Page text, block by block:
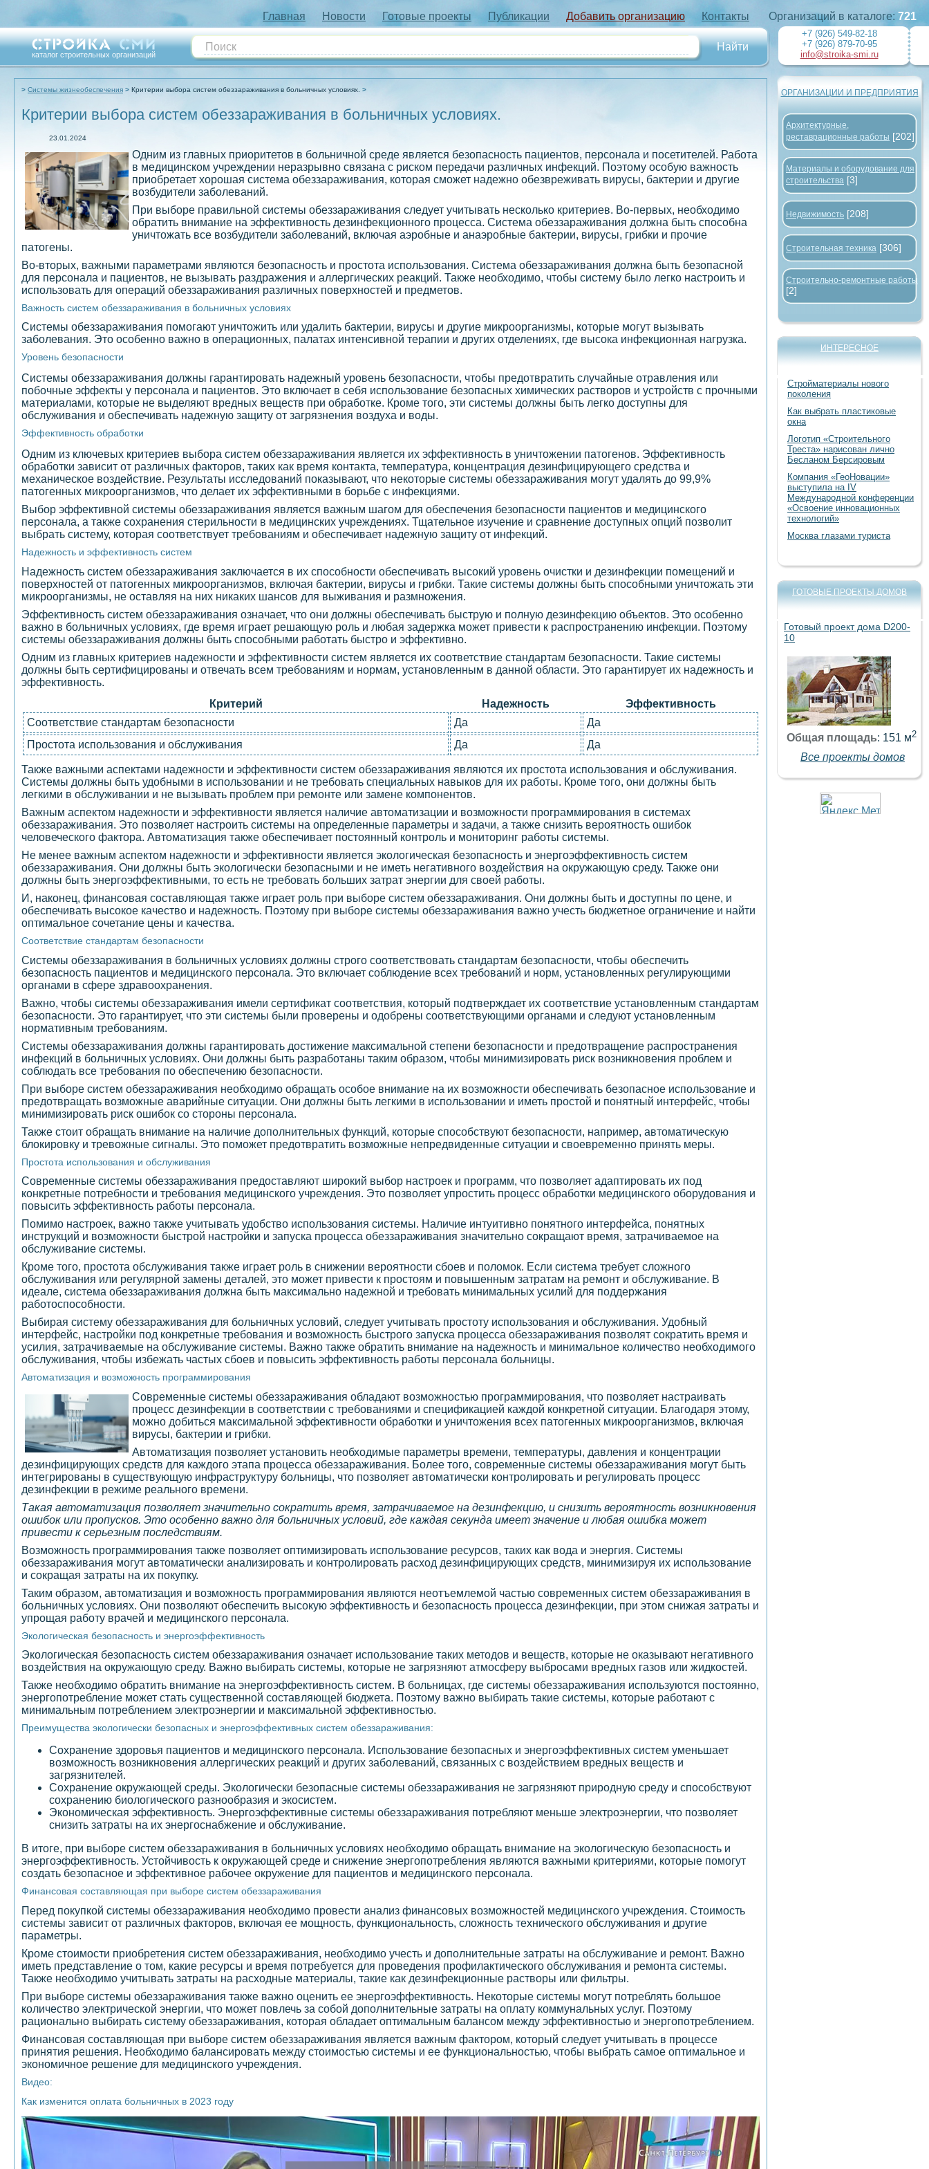
Главная Новости Готовые проекты Публикации Добавить организацию Контакты
каталог строительных организаций
Системы жизнеобеспечения Критерии выбора систем обеззараживания в больничных условиях.
Критерии выбора систем обеззараживания в больничных условиях.
23.01.2024
Одним из главных приоритетов в больничной среде является безопасность пациентов, персонала и посетителей. Работа
в медицинском учреждении неразрывно связана с риском передачи различных инфекций. Поэтому особую важность
приобретает хорошая система обеззараживания, которая сможет надежно обезвреживать вирусы, бактерии и другие
возбудители заболеваний.
При выборе правильной системы обеззараживания следует учитывать несколько критериев. Во-первых, необходимо
обратить внимание на эффективность дезинфекционного процесса. Система обеззараживания должна быть способна
уничтожать все возбудители заболеваний, включая аэробные и анаэробные бактерии, вирусы, грибки и прочие
патогены.
Во-вторых, важными параметрами являются безопасность и простота использования. Система обеззараживания должна быть безопасной
для персонала и пациентов, не вызывать раздражения и аллергических реакций. Также необходимо, чтобы систему было легко настроить и
использовать для операций обеззараживания различных поверхностей и предметов.
Важность систем обеззараживания в больничных условиях
Системы обеззараживания помогают уничтожить или удалить бактерии, вирусы и другие микроорганизмы, которые могут вызывать
заболевания. Это особенно важно в операционных, палатах интенсивной терапии и других отделениях, где высока инфекционная нагрузка.
Уровень безопасности
Системы обеззараживания должны гарантировать надежный уровень безопасности, чтобы предотвратить случайные отравления или
побочные эффекты у персонала и пациентов. Это включает в себя использование безопасных химических растворов и устройств с прочными
материалами, которые не выделяют вредных веществ при обработке. Кроме того, эти системы должны быть легко доступны для
обслуживания и обеспечивать надежную защиту от загрязнения воздуха и воды.
Эффективность обработки
Одним из ключевых критериев выбора систем обеззараживания является их эффективность в уничтожении патогенов. Эффективность
обработки зависит от различных факторов, таких как время контакта, температура, концентрация дезинфицирующего средства и
механическое воздействие. Результаты исследований показывают, что некоторые системы обеззараживания могут удалять до 99,9%
патогенных микроорганизмов, что делает их эффективными в борьбе с инфекциями.
Выбор эффективной системы обеззараживания является важным шагом для обеспечения безопасности пациентов и медицинского
персонала, а также сохранения стерильности в медицинских учреждениях. Тщательное изучение и сравнение доступных опций позволит
выбрать систему, которая соответствует требованиям и обеспечивает надежную защиту от инфекций.
Надежность и эффективность систем
Надежность систем обеззараживания заключается в их способности обеспечивать высокий уровень очистки и дезинфекции помещений и
поверхностей от патогенных микроорганизмов, включая бактерии, вирусы и грибки. Такие системы должны быть способными уничтожать эти
микроорганизмы, не оставляя на них никаких шансов для выживания и размножения.
Эффективность систем обеззараживания означает, что они должны обеспечивать быструю и полную дезинфекцию объектов. Это особенно
важно в больничных условиях, где время играет решающую роль и любая задержка может привести к распространению инфекции. Поэтому
системы обеззараживания должны быть способными работать быстро и эффективно.
Одним из главных критериев надежности и эффективности систем является их соответствие стандартам безопасности. Такие системы
должны быть сертифицированы и отвечать всем требованиям и нормам, установленным в данной области. Это гарантирует их надежность и
эффективность.
Критерий
Надежность
Эффективность
Соответствие стандартам безопасности
Да
Да
Простота использования и обслуживания
Да Да
Также важными аспектами надежности и эффективности систем обеззараживания являются их простота использования и обслуживания.
Системы должны быть удобными в использовании и не требовать специальных навыков для их работы. Кроме того, они должны быть
легкими в обслуживании и не вызывать проблем при ремонте или замене компонентов.
Важным аспектом надежности и эффективности является наличие автоматизации и возможности программирования в системах
обеззараживания. Это позволяет настроить системы на определенные параметры и задачи, а также снизить вероятность ошибок
человеческого фактора. Автоматизация также обеспечивает постоянный контроль и мониторинг работы системы.
Не менее важным аспектом надежности и эффективности является экологическая безопасность и энергоэффективность систем
обеззараживания. Они должны быть экологически безопасными и не иметь негативного воздействия на окружающую среду. Также они
должны быть энергоэффективными, то есть не требовать больших затрат энергии для своей работы.
И, наконец, финансовая составляющая также играет роль при выборе систем обеззараживания. Они должны быть и доступны по цене, и
обеспечивать высокое качество и надежность. Поэтому при выборе системы обеззараживания важно учесть бюджетное ограничение и найти
оптимальное сочетание цены и качества.
Соответствие стандартам безопасности
Системы обеззараживания в больничных условиях должны строго соответствовать стандартам безопасности, чтобы обеспечить
безопасность пациентов и медицинского персонала. Это включает соблюдение всех требований и норм, установленных регулирующими
органами в сфере здравоохранения.
Важно, чтобы системы обеззараживания имели сертификат соответствия, который подтверждает их соответствие установленным стандартам
безопасности. Это гарантирует, что эти системы были проверены и одобрены соответствующими органами и следуют установленным
нормативным требованиям.
Системы обеззараживания должны гарантировать достижение максимальной степени безопасности и предотвращение распространения
инфекций в больничных условиях. Они должны быть разработаны таким образом, чтобы минимизировать риск возникновения проблем и
соблюдать все требования по обеспечению безопасности.
При выборе систем обеззараживания необходимо обращать особое внимание на их возможности обеспечивать безопасное использование и
предотвращать возможные аварийные ситуации. Они должны быть легкими в использовании и иметь простой и понятный интерфейс, чтобы
минимизировать риск ошибок со стороны персонала.
Также стоит обращать внимание на наличие дополнительных функций, которые способствуют безопасности, например, автоматическую
блокировку и тревожные сигналы. Это поможет предотвратить возможные непредвиденные ситуации и своевременно принять меры.
Простота использования и обслуживания
Современные системы обеззараживания предоставляют широкий выбор настроек и программ, что позволяет адаптировать их под
конкретные потребности и требования медицинского учреждения. Это позволяет упростить процесс обработки медицинского оборудования и
повысить эффективность работы персонала.
Помимо настроек, важно также учитывать удобство использования системы. Наличие интуитивно понятного интерфейса, понятных
инструкций и возможности быстрой настройки и запуска процесса обеззараживания значительно сокращают время, затрачиваемое на
обслуживание системы.
Кроме того, простота обслуживания также играет роль в снижении вероятности сбоев и поломок. Если система требует сложного
обслуживания или регулярной замены деталей, это может привести к простоям и повышенным затратам на ремонт и обслуживание. В
идеале, система обеззараживания должна быть максимально надежной и требовать минимальных усилий для поддержания
работоспособности.
Выбирая систему обеззараживания для больничных условий, следует учитывать простоту использования и обслуживания. Удобный
интерфейс, настройки под конкретные требования и возможность быстрого запуска процесса обеззараживания позволят сократить время и
усилия, затрачиваемые на обслуживание системы. Важно также обратить внимание на надежность и минимальное количество необходимого
обслуживания, чтобы избежать частых сбоев и повысить эффективность работы персонала больницы.
Автоматизация и возможность программирования
Современные системы обеззараживания обладают возможностью программирования, что позволяет настраивать
процесс дезинфекции в соответствии с требованиями и спецификацией каждой конкретной ситуации. Благодаря этому,
можно добиться максимальной эффективности обработки и уничтожения всех патогенных микроорганизмов, включая
вирусы, бактерии и грибки.
Автоматизация позволяет установить необходимые параметры времени, температуры, давления и концентрации
дезинфицирующих средств для каждого этапа процесса обеззараживания. Более того, современные системы обеззараживания могут быть
интегрированы в существующую инфраструктуру больницы, что позволяет автоматически контролировать и регулировать процесс
дезинфекции в режиме реального времени.
Такая автоматизация позволяет значительно сократить время, затрачиваемое на дезинфекцию, и снизить вероятность возникновения
ошибок или пропусков. Это особенно важно для больничных условий, где каждая секунда имеет значение и любая ошибка может
привести к серьезным последствиям.
Возможность программирования также позволяет оптимизировать использование ресурсов, таких как вода и энергия. Системы
обеззараживания могут автоматически анализировать и контролировать расход дезинфицирующих средств, минимизируя их использование
и сокращая затраты на их покупку.
Таким образом, автоматизация и возможность программирования являются неотъемлемой частью современных систем обеззараживания в
больничных условиях. Они позволяют обеспечить высокую эффективность и безопасность процесса дезинфекции, при этом снижая затраты и
упрощая работу врачей и медицинского персонала.
Экологическая безопасность и энергоэффективность
Экологическая безопасность систем обеззараживания означает использование таких методов и веществ, которые не оказывают негативного
воздействия на окружающую среду. Важно выбирать системы, которые не загрязняют атмосферу выбросами вредных газов или жидкостей.
Также необходимо обратить внимание на энергоэффективность систем. В больницах, где системы обеззараживания используются постоянно,
энергопотребление может стать существенной составляющей бюджета. Поэтому важно выбирать такие системы, которые работают с
минимальным потреблением электроэнергии и максимальной эффективностью.
Преимущества экологически безопасных и энергоэффективных систем обеззараживания:
Сохранение здоровья пациентов и медицинского персонала. Использование безопасных и энергоэффективных систем уменьшает
возможность возникновения аллергических реакций и других заболеваний, связанных с воздействием вредных веществ и
загрязнителей.
Сохранение окружающей среды. Экологически безопасные системы обеззараживания не загрязняют природную среду и способствуют
сохранению биологического разнообразия и экосистем.
Экономическая эффективность. Энергоэффективные системы обеззараживания потребляют меньше электроэнергии, что позволяет
снизить затраты на их энергоснабжение и обслуживание.
В итоге, при выборе систем обеззараживания в больничных условиях необходимо обращать внимание на экологическую безопасность и
энергоэффективность. Устойчивость к окружающей среде и снижение энергопотребления являются важными критериями, которые помогут
создать безопасное и эффективное рабочее окружение для пациентов и медицинского персонала.
Финансовая составляющая при выборе систем обеззараживания
Перед покупкой системы обеззараживания необходимо провести анализ финансовых возможностей медицинского учреждения. Стоимость
системы зависит от различных факторов, включая ее мощность, функциональность, сложность технического обслуживания и другие
параметры.
Кроме стоимости приобретения систем обеззараживания, необходимо учесть и дополнительные затраты на обслуживание и ремонт. Важно
иметь представление о том, какие ресурсы и время потребуется для проведения профилактического обслуживания и ремонта системы.
Также необходимо учитывать затраты на расходные материалы, такие как дезинфекционные растворы или фильтры.
При выборе системы обеззараживания также важно оценить ее энергоэффективность. Некоторые системы могут потреблять большое
количество электрической энергии, что может повлечь за собой дополнительные затраты на оплату коммунальных услуг. Поэтому
рационально выбирать систему обеззараживания, которая обладает оптимальным балансом между эффективностью и энергопотреблением.
Финансовая составляющая при выборе систем обеззараживания является важным фактором, который следует учитывать в процессе
принятия решения. Необходимо балансировать между стоимостью системы и ее функциональностью, чтобы выбрать самое оптимальное и
экономичное решение для медицинского учреждения.
Видео:
Как изменится оплата больничных в 2023 году
Организаций в каталоге: 721
+7 (926) 549-82-18
+7 (926) 879-70-95
info@stroika-smi.ru
ОРГАНИЗАЦИИ И ПРЕДПРИЯТИЯ
Архитектурные,
реставрационные работы [202]
Материалы и оборудование для
строительства [3]
Недвижимость [208]
Строительная техника [306]
Строительно-ремонтные работы
[2]
ИНТЕРЕСНОЕ
Стройматериалы нового
поколения
Как выбрать пластиковые
окна
Логотип «Строительного
Треста» нарисован лично
Бесланом Берсировым
Компания «ГеоНовации»
выступила на IV
Международной конференции
«Освоение инновационных
технологий»
Москва глазами туриста
ГОТОВЫЕ ПРОЕКТЫ ДОМОВ
Готовый проект дома D200-
10
Общая площадь: 151 м2
Все проекты домов